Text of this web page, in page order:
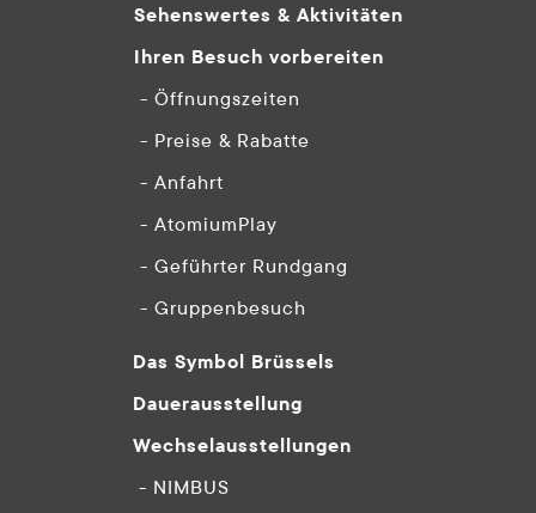
Sehenswertes & Aktivitäten
Ihren Besuch vorbereiten
- Öffnungszeiten
- Preise & Rabatte
- Anfahrt
- AtomiumPlay
- Geführter Rundgang
- Gruppenbesuch
Das Symbol Brüssels
Dauerausstellung
Wechselausstellungen
- NIMBUS